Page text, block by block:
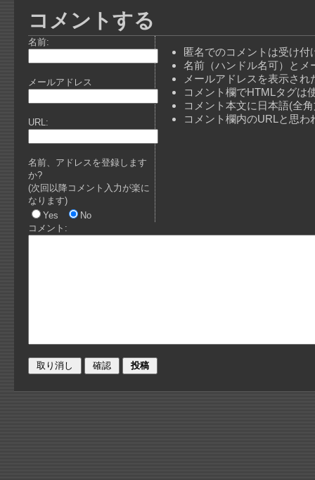
コメントする
名前:
メールアドレス
URL:
名前、アドレスを登録します
か?
(次回以降コメント入力が楽に
なります)
Yes
No
匿名でのコメントは受け付
名前（ハンドル名可）とメ
メールアドレスを表示さ
コメント欄でHTMLタグは
コメント本文に日本語(全
コメント欄内のURLと思
コメント: